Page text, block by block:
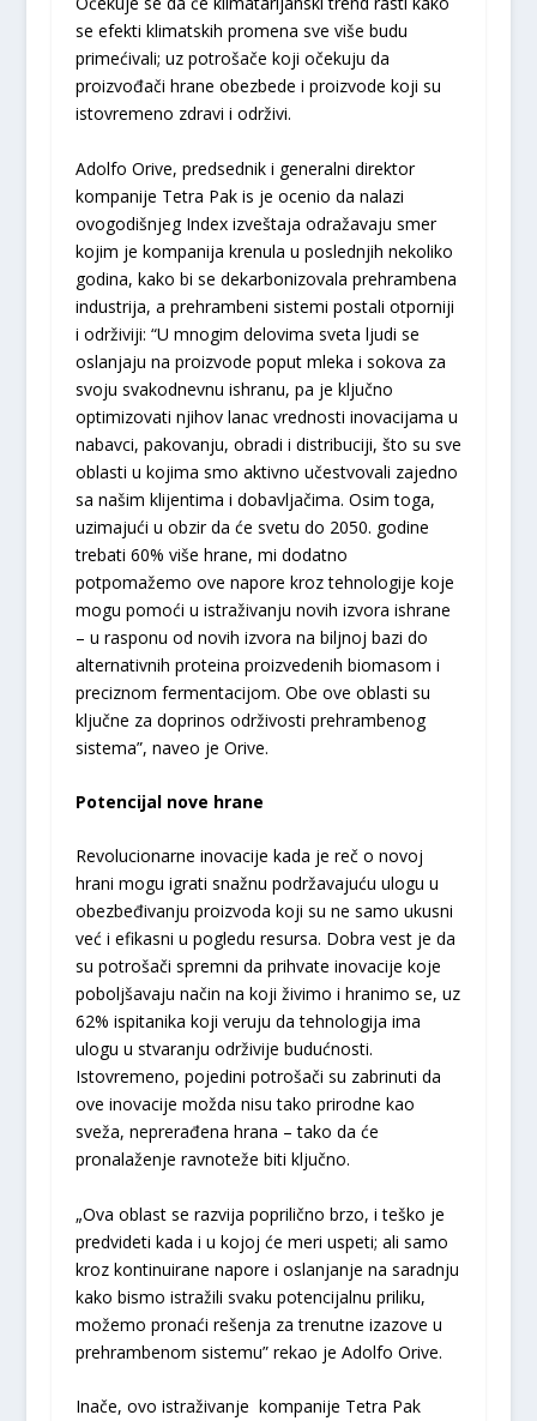
se efekti klimatskih promena sve više budu
primećivali; uz potrošače koji očekuju da
proizvođači hrane obezbede i proizvode koji su
istovremeno zdravi i održivi.
Adolfo Orive, predsednik i generalni direktor
kompanije Tetra Pak is je ocenio da nalazi
ovogodišnjeg Index izveštaja odražavaju smer
kojim je kompanija krenula u poslednjih nekoliko
godina, kako bi se dekarbonizovala prehrambena
industrija, a prehrambeni sistemi postali otporniji
i održiviji: “U mnogim delovima sveta ljudi se
oslanjaju na proizvode poput mleka i sokova za
svoju svakodnevnu ishranu, pa je ključno
optimizovati njihov lanac vrednosti inovacijama u
nabavci, pakovanju, obradi i distribuciji, što su sve
oblasti u kojima smo aktivno učestvovali zajedno
sa našim klijentima i dobavljačima. Osim toga,
uzimajući u obzir da će svetu do 2050. godine
trebati 60% više hrane, mi dodatno
potpomažemo ove napore kroz tehnologije koje
mogu pomoći u istraživanju novih izvora ishrane
– u rasponu od novih izvora na biljnoj bazi do
alternativnih proteina proizvedenih biomasom i
preciznom fermentacijom. Obe ove oblasti su
ključne za doprinos održivosti prehrambenog
sistema”, naveo je Orive.
Potencijal nove hrane
Revolucionarne inovacije kada je reč o novoj
hrani mogu igrati snažnu podržavajuću ulogu u
obezbeđivanju proizvoda koji su ne samo ukusni
već i efikasni u pogledu resursa. Dobra vest je da
su potrošači spremni da prihvate inovacije koje
poboljšavaju način na koji živimo i hranimo se, uz
62% ispitanika koji veruju da tehnologija ima
ulogu u stvaranju održivije budućnosti.
Istovremeno, pojedini potrošači su zabrinuti da
ove inovacije možda nisu tako prirodne kao
sveža, neprerađena hrana – tako da će
pronalaženje ravnoteže biti ključno.
„Ova oblast se razvija poprilično brzo, i teško je
predvideti kada i u kojoj će meri uspeti; ali samo
kroz kontinuirane napore i oslanjanje na saradnju
kako bismo istražili svaku potencijalnu priliku,
možemo pronaći rešenja za trenutne izazove u
prehrambenom sistemu” rekao je Adolfo Orive.
Inače, ovo istraživanje kompanije Tetra Pak